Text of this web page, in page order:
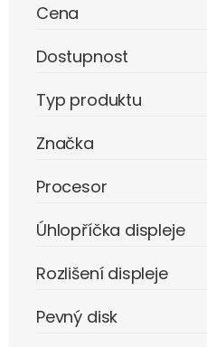
Cena
Dostupnost
Typ produktu
Značka
Procesor
Úhlopříčka displeje
Rozlišení displeje
Pevný disk